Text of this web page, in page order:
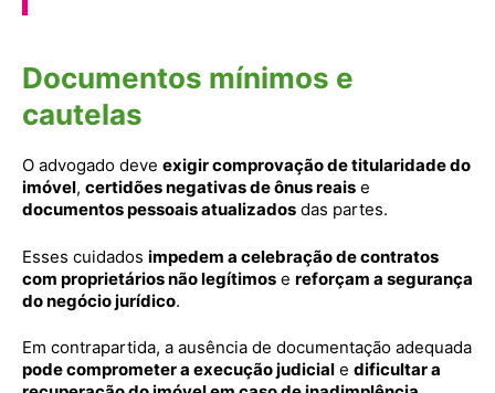
Documentos mínimos e
cautelas
O advogado deve exigir comprovação de titularidade do
imóvel, certidões negativas de ônus reais e
documentos pessoais atualizados das partes.
Esses cuidados impedem a celebração de contratos
com proprietários não legítimos e reforçam a segurança
do negócio jurídico.
Em contrapartida, a ausência de documentação adequada
pode comprometer a execução judicial e dificultar a